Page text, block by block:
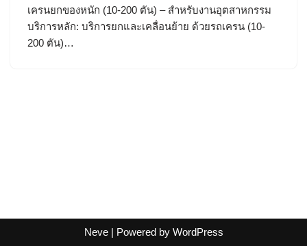
เครนยกของหนัก (10-200 ตัน) – สำหรับงานอุตสาหกรรม
บริการหลัก: บริการยกและเคลื่อนย้าย ด้วยรถเครน (10-
200 ตัน)…
Neve| Powered by WordPress